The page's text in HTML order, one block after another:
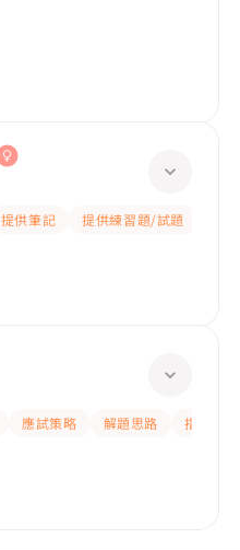
提供筆記 提供練習題/試題
應試策略 解題思路
指導功課